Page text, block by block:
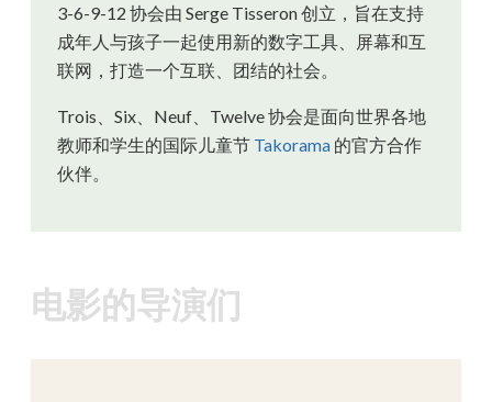
3-6-9-12 协会由 Serge Tisseron 创立，旨在支持
成年人与孩子一起使用新的数字工具、屏幕和互
联网，打造一个互联、团结的社会。
Trois、Six、Neuf、Twelve 协会是面向世界各地
教师和学生的国际儿童节 Takorama 的官方合作
伙伴。
电影的导演们